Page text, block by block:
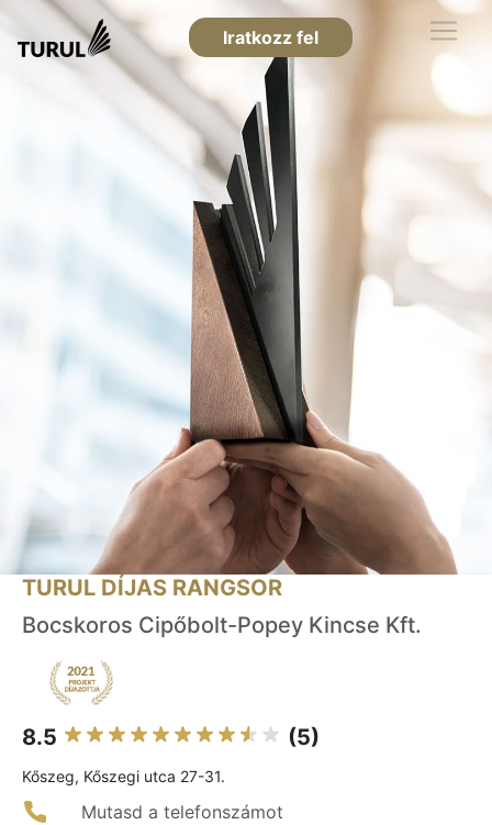
Iratkozz fel
TURUL DÍJAS RANGSOR
Bocskoros Cipőbolt-Popey Kincse Kft.
8.5 (5)
Kőszeg, Kőszegi utca 27-31.
Mutasd a telefonszámot